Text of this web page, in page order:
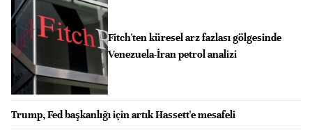
Fitch'ten küresel arz fazlası gölgesinde
Venezuela-İran petrol analizi
Trump, Fed başkanlığı için artık Hassett'e mesafeli